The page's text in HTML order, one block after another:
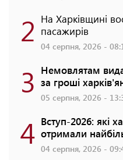
2 На Харківщині
пасажирів
04 серпня, 2026 -
3 Немовлятам
за гроші
05 серпня, 2026 -
4 Вступ-2026: які
отримали
04 серпня, 2026 -